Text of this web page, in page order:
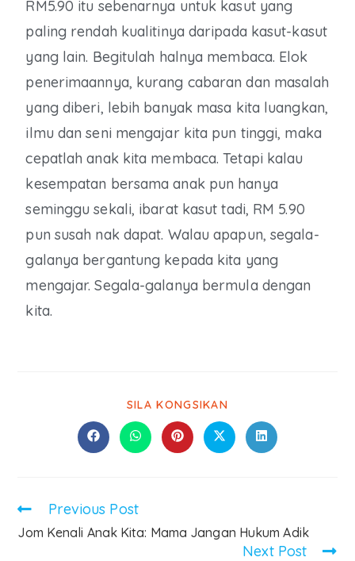
RM5.90 itu sebenarnya untuk kasut yang
paling rendah kualitinya daripada kasut-kasut
yang lain. Begitulah halnya membaca. Elok
penerimaannya, kurang cabaran dan masalah
yang diberi, lebih banyak masa kita luangkan,
ilmu dan seni mengajar kita pun tinggi, maka
cepatlah anak kita membaca. Tetapi kalau
kesempatan bersama anak pun hanya
seminggu sekali, ibarat kasut tadi, RM 5.90
pun susah nak dapat. Walau apapun, segala-
galanya bergantung kepada kita yang
mengajar. Segala-galanya bermula dengan
kita.
SILA KONGSIKAN
Previous Post
Jom Kenali Anak Kita: Mama Jangan Hukum Adik
Next Post